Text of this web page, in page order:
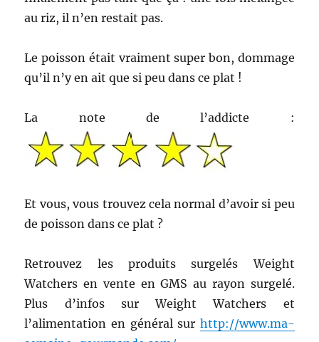
au riz, il n’en restait pas.
Le poisson était vraiment super bon, dommage
qu’il n’y en ait que si peu dans ce plat !
La note de l’addicte :
Et vous, vous trouvez cela normal d’avoir si peu
de poisson dans ce plat ?
Retrouvez les produits surgelés Weight
Watchers en vente en GMS au rayon surgelé.
Plus d’infos sur Weight Watchers et
l’alimentation en général sur http://www.ma-